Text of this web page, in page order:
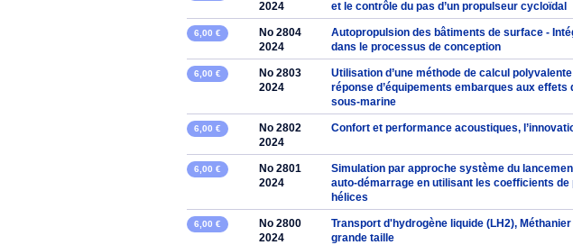
2024
et le contrôle du pas d’un propulseur cycloïdal
6,00 €
No 2804
2024
Autopropulsion des bâtiments de surface -
dans le processus de conception
6,00 €
No 2803
2024
Utilisation d’une méthode de calcul
réponse d’équipements embarques aux effets
sous-marine
6,00 €
No 2802
2024
Confort et performance acoustiques,
6,00 €
No 2801
2024
Simulation par approche système du
auto-démarrage en utilisant les coefficients de
hélices
6,00 €
No 2800
2024
Transport d'hydrogène liquide (LH2),
grande taille